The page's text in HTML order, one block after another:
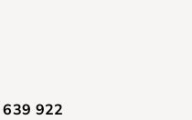
922